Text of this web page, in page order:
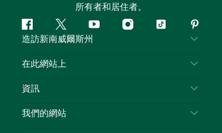
所有者和居住者。
Facebook嘰
嘰
喳
Youtube Instagram
抖
造訪新南威爾斯州
聯絡我們
隱私
Cookie 通知
在此網站上
目的地
新南威爾士州公路旅行
資訊
旅行資訊
我們的網站